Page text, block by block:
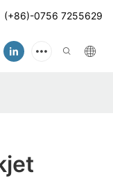
(+86)-0756 7255629